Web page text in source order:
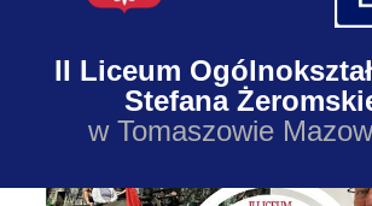
II Liceum
Stefana
w Tomaszowie